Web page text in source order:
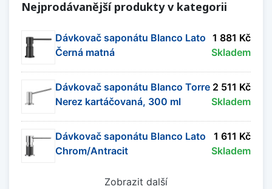
dřezy Blancoadřezovými bateriemi Blanco.
Zobrazit méně
Nejprodávanější produkty v kategorii
Dávkovač saponátu Blanco Lato
Černá matná
1 881 Kč
Skladem
Dávkovač saponátu Blanco Torre
Nerez kartáčovaná, 300 ml
2 511 Kč
Skladem
Dávkovač saponátu Blanco Lato
Chrom/Antracit
1 611 Kč
Skladem
Zobrazit další